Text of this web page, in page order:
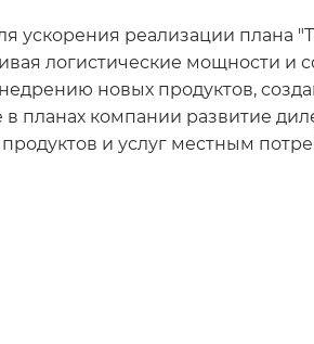
ускорения реализации плана
логистические мощности и
новых продуктов,
в планах компании развитие
и услуг местным